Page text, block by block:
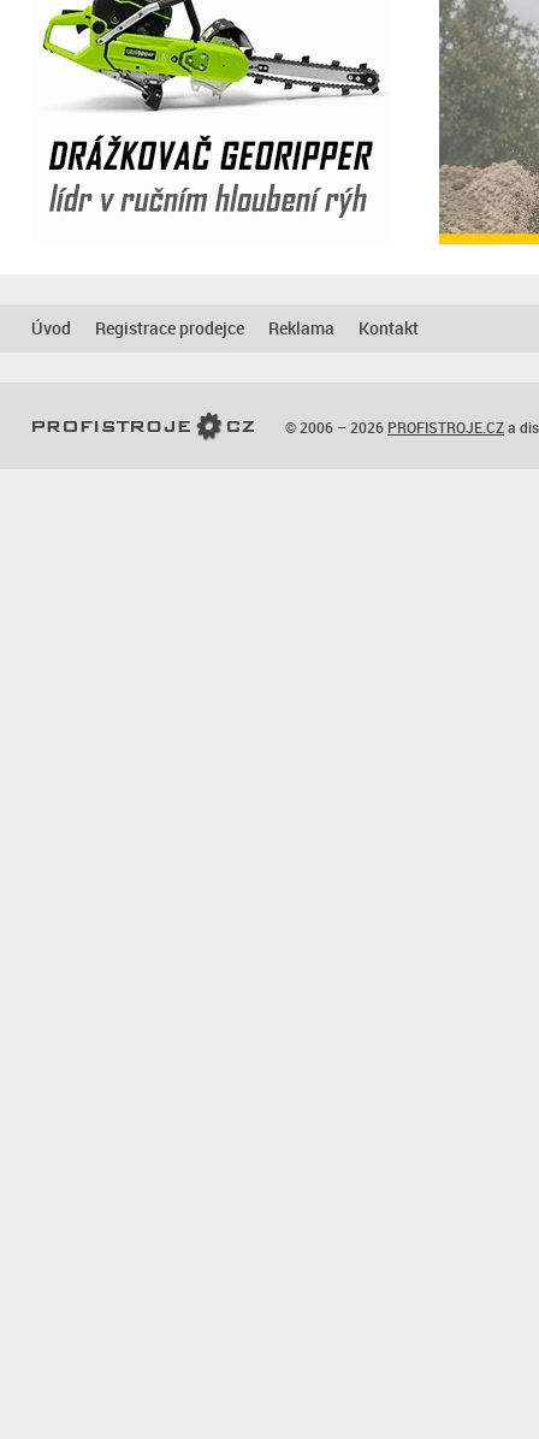
Úvod Registrace prodejce Reklama Kontakt
© 2006 – 2026 PROFISTROJE.CZa